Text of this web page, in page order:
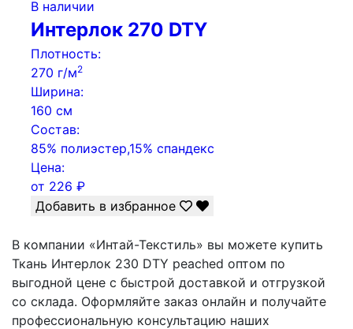
В наличии
Интерлок 270 DTY
Плотность:
270 г/м2
Ширина:
160 см
Состав:
85% полиэстер,15% спандекс
Цена:
от 226 ₽
Добавить в избранное
В компании «Интай-Текстиль» вы можете купить
Ткань Интерлок 230 DTY peached оптом по
выгодной цене с быстрой доставкой и отгрузкой
со склада. Оформляйте заказ онлайн и получайте
профессиональную консультацию наших